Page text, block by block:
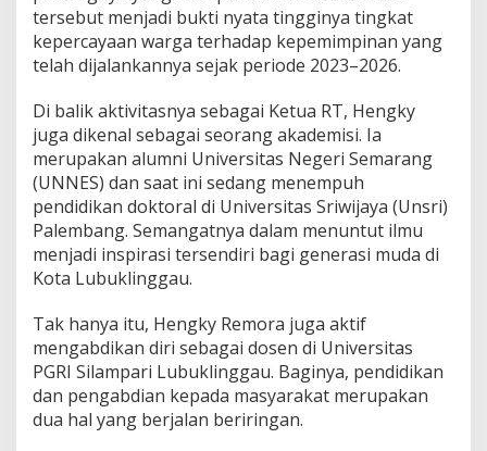
d
a
n
D
k
a
t
d
e
n
g
a
n
W
r
g
a
tersebut menjadi bukti nyata tingginya tingkat
kepercayaan warga terhadap kepemimpinan yang
telah dijalankannya sejak periode 2023–2026.
Di balik aktivitasnya sebagai Ketua RT, Hengky
juga dikenal sebagai seorang akademisi. Ia
merupakan alumni Universitas Negeri Semarang
(UNNES) dan saat ini sedang menempuh
pendidikan doktoral di Universitas Sriwijaya (Unsri)
Palembang. Semangatnya dalam menuntut ilmu
menjadi inspirasi tersendiri bagi generasi muda di
Kota Lubuklinggau.
Tak hanya itu, Hengky Remora juga aktif
mengabdikan diri sebagai dosen di Universitas
PGRI Silampari Lubuklinggau. Baginya, pendidikan
dan pengabdian kepada masyarakat merupakan
dua hal yang berjalan beriringan.